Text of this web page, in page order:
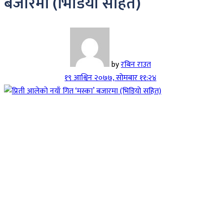
byरबिन राउत
१९ आश्विन २०७७, सोमबार ११:२४